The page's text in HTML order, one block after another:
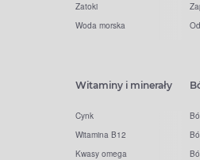
Zatoki
Woda morska
Witaminy i minerały
Cynk
Witamina B12
Kwasy omega